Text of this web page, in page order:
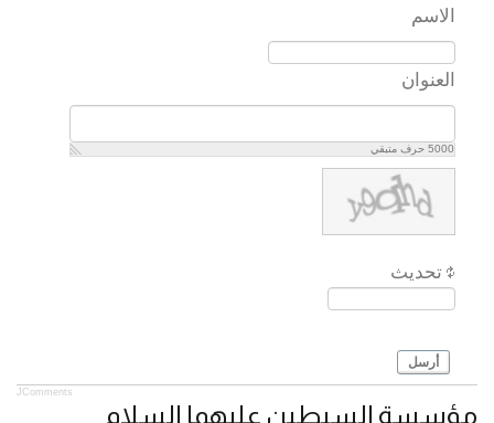
الاسم
العنوان
5000 حرف متبقي
تحديث
أرسل
JComments
مؤسسة السبطين عليهما السلام